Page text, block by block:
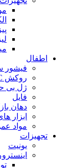
اطفال
فیشور
روکش SSC
ژل بی
فایل
دهان
ابزار
مواد
تجهیزات
یونیت